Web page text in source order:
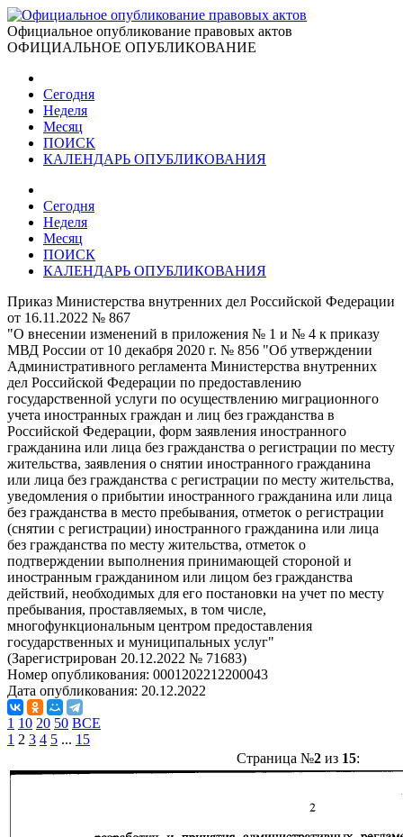
Официальное опубликование правовых актов
ОФИЦИАЛЬНОЕ ОПУБЛИКОВАНИЕ
Сегодня
Неделя
Месяц
ПОИСК
КАЛЕНДАРЬ ОПУБЛИКОВАНИЯ
Сегодня
Неделя
Месяц
ПОИСК
КАЛЕНДАРЬ ОПУБЛИКОВАНИЯ
Приказ Министерства внутренних дел Российской Федерации
от 16.11.2022 № 867
"О внесении изменений в приложения № 1 и № 4 к приказу
МВД России от 10 декабря 2020 г. № 856 "Об утверждении
Административного регламента Министерства внутренних
дел Российской Федерации по предоставлению
государственной услуги по осуществлению миграционного
учета иностранных граждан и лиц без гражданства в
Российской Федерации, форм заявления иностранного
гражданина или лица без гражданства о регистрации по месту
жительства, заявления о снятии иностранного гражданина
или лица без гражданства с регистрации по месту жительства,
уведомления о прибытии иностранного гражданина или лица
без гражданства в место пребывания, отметок о регистрации
(снятии с регистрации) иностранного гражданина или лица
без гражданства по месту жительства, отметок о
подтверждении выполнения принимающей стороной и
иностранным гражданином или лицом без гражданства
действий, необходимых для его постановки на учет по месту
пребывания, проставляемых, в том числе,
многофункциональным центром предоставления
государственных и муниципальных услуг"
(Зарегистрирован 20.12.2022 № 71683)
Номер опубликования: 0001202212200043
Дата опубликования: 20.12.2022
1 10 20 50 ВСЕ
1 2 3 4 5 ... 15
Страница №2из 15: